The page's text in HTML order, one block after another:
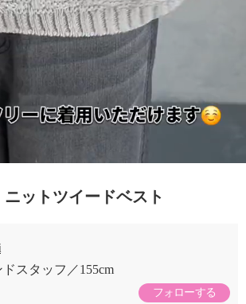
ットツイードベスト
ドスタッフ
155cm
フォローする